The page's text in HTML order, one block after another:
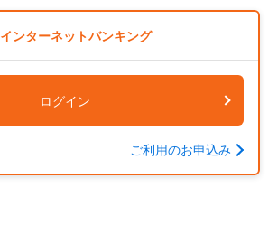
インターネットバンキング
ログイン
ご利用のお申込み